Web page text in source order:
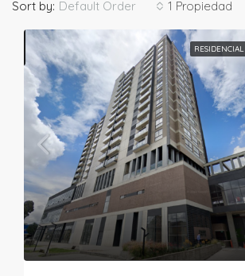
1 Propiedad
Sort by: Default Order
RESIDENCIAL